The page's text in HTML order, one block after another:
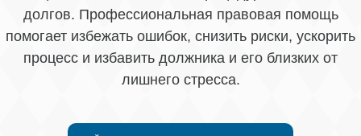
долгов. Профессиональная правовая помощь
помогает избежать ошибок, снизить риски, ускорить
процесс и избавить должника и его близких от
лишнего стресса.